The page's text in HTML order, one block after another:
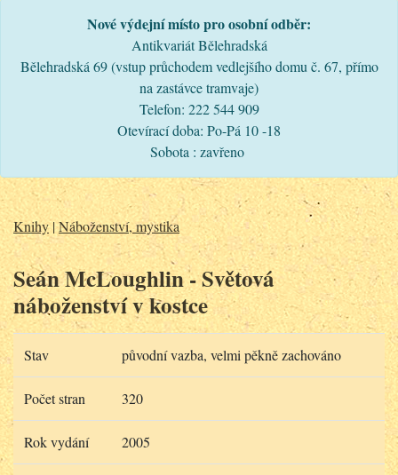
Nové výdejní místo pro osobní odběr:
Antikvariát Bělehradská
Bělehradská 69 (vstup průchodem vedlejšího domu č. 67, přímo
na zastávce tramvaje)
Telefon: 222 544 909
Otevírací doba: Po-Pá 10 -18
Sobota : zavřeno
Knihy|Náboženství, mystika
Seán McLoughlin - Světová
náboženství v kostce
Stav původní vazba, velmi pěkně zachováno
Počet stran 320
Rok vydání 2005